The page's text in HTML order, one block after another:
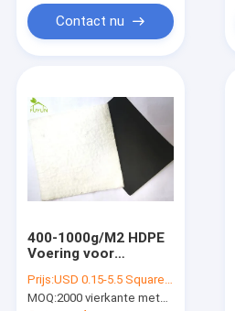
Contact nu
400-1000g/M2 HDPE
Voering voor
HUISDIER
Waterdichte
Prijs:USD 0.15-5.5 Square Meter
MOQ:2000 vierkante meters